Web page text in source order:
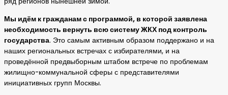
Мы идём к гражданам с программой, в которой заявлена
необходимость вернуть всю систему ЖКХ под контроль
государства. Это самым активным образом поддержано и на
наших региональных встречах с избирателями, и на
проведённой предвыборным штабом встрече по проблемам
жилищно-коммунальной сферы с представителями
инициативных групп Москвы.